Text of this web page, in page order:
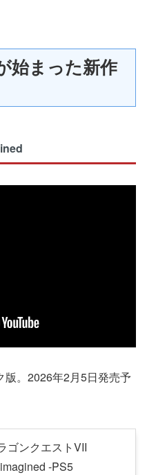
始まった新作
版。2026年2月5日発売予
ゴンクエストVII
-PS5